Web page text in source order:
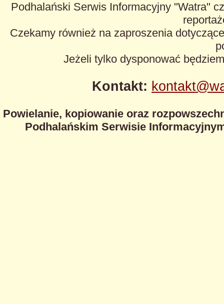
Podhalański Serwis Informacyjny "Watra"
Czekamy również na zaproszenia
Jeżeli tylko dysponować
Kontakt:
Powielanie, kopiowanie oraz
Podhalańskim Serwisie